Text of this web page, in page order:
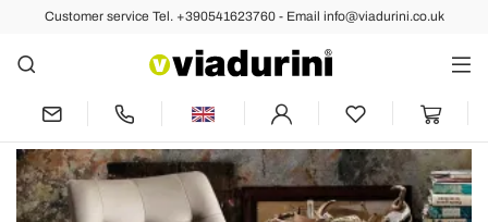
Customer service Tel. +390541623760 - Email info@viadurini.co.uk
Back Previous Next
Upholstered Dining Room Chair in Faux
Leather with Black Legs, 2 Pieces - Edda